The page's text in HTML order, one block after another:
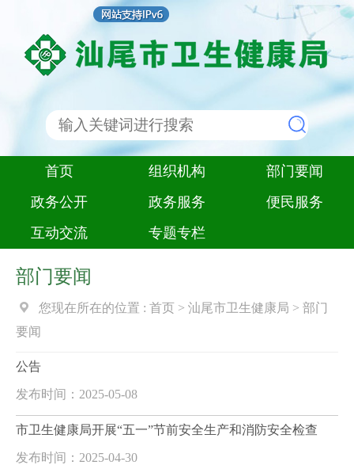
首页 组织机构
部门要闻
政务公开
政务服务
便民服务
互动交流
专题专栏
部门要闻
您现在所在的位置 : 首页 > 汕尾市卫生健康局 > 部门
要闻
公告
发布时间：2025-05-08
市卫生健康局开展“五一”节前安全生产和消防安全检查
发布时间：2025-04-30